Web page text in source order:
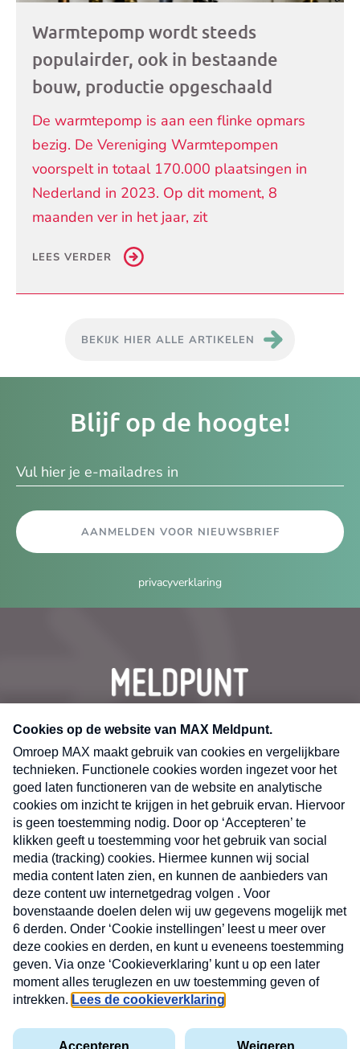
Warmtepomp wordt steeds
populairder, ook in bestaande
bouw, productie opgeschaald
De warmtepomp is aan een flinke opmars
bezig. De Vereniging Warmtepompen
voorspelt in totaal 170.000 plaatsingen in
Nederland in 2023. Op dit moment, 8
maanden ver in het jaar, zit
LEES VERDER
BEKIJK HIER ALLE ARTIKELEN
Blijf op de hoogte!
AANMELDEN VOOR NIEUWSBRIEF
privacyverklaring
CONTACT
Volg ons op
MAX
Cookieverklaring
Kwetsbaarheid
X
Nieuwsbrief
Neem hier een gratis abonnement op de MAX
Consumenten nieuwsbrief. Elke maandag en
donderdag in uw mailbox.